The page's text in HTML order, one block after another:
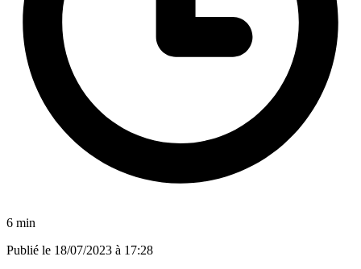
6 min
Publié le 18/07/2023 à 17:28